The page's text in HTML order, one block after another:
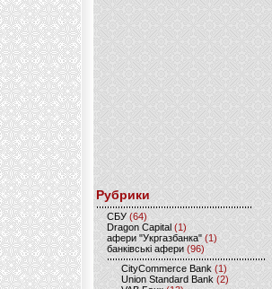
Рубрики
CБУ (64)
Dragon Capital (1)
афери "Укргазбанка" (1)
банківські афери (96)
CityCommerce Bank (1)
Union Standard Bank (2)